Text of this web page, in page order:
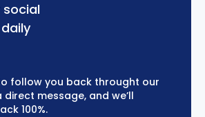
social
follow you back throught our
message, and we’ll
100%.